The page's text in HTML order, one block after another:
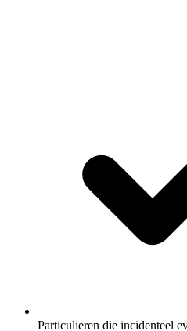
Particulieren die incidenteel